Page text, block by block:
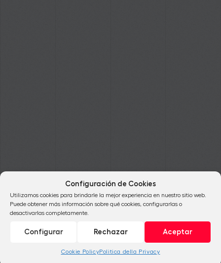
Configuración de Cookies
Utilizamos cookies para brindarle la mejor experiencia en nuestro sitio web.
Puede obtener más información sobre qué cookies, configurarlas o
desactivarlas completamente.
Aceptar
Rechazar
Configurar
Cookie PolicyPolitica della Privacy
Blog
En nuestro blog podrás encontrar
asesoramiento, consejos y claves para la
creación, edición, publicación y promoción de
tu obra.